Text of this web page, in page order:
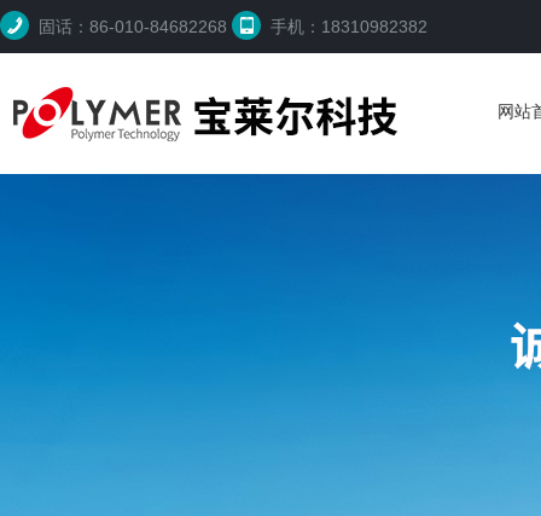
固话：86-010-84682268 手机：18310982382
网站